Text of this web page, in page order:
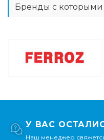
Бренды с
У ВАС
Наш менеджер